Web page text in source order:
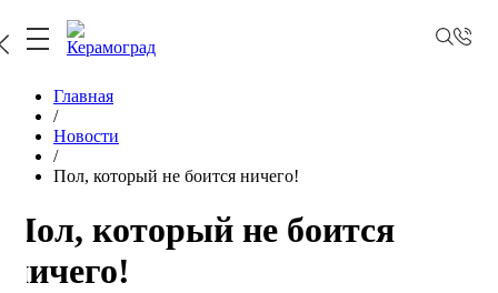
Главная
/
Новости
/
Пол, который не боится ничего!
Пол, который не боится
ничего!